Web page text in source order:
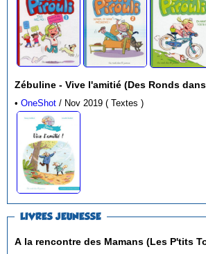
Zébuline - Vive l'amitié (Des Ronds
•OneShot / Nov 2019 ( Textes )
LIVRES JEUNESSE
A la rencontre des Mamans (Les P'tits